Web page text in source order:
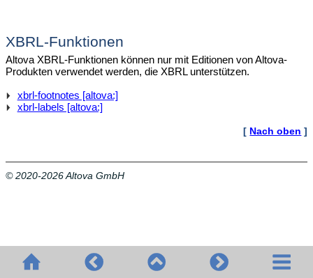
XBRL-Funktionen
Altova XBRL-Funktionen können nur mit Editionen von Altova-
Produkten verwendet werden, die XBRL unterstützen.
xbrl-footnotes [altova:]
xbrl-labels [altova:]
[ Nach oben ]
© 2020-2026 Altova GmbH